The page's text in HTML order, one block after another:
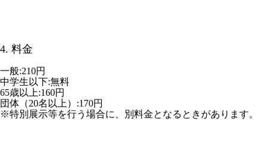
4. 料金
一般:210円
中学生以下:無料
65歳以上:160円
団体（20名以上）:170円
※特別展示等を行う場合に、別料金となるときがあります。